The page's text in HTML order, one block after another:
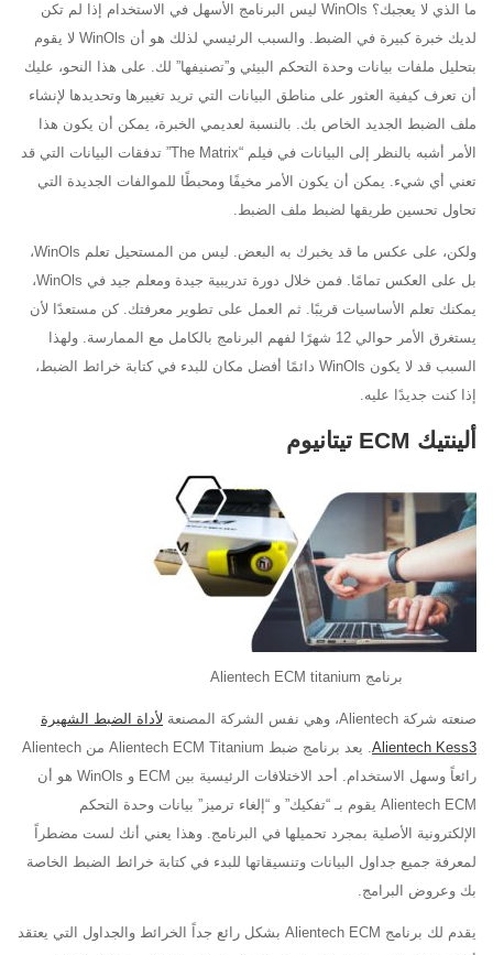
ما الذي لا يعجبك؟ WinOls ليس البرنامج الأسهل في الاستخدام إذا لم تكن
لديك خبرة كبيرة في الضبط. والسبب الرئيسي لذلك هو أن WinOls لا يقوم
بتحليل ملفات بيانات وحدة التحكم البيئي و”تصنيفها” لك. على هذا النحو، عليك
أن تعرف كيفية العثور على مناطق البيانات التي تريد تغييرها وتحديدها لإنشاء
ملف الضبط الجديد الخاص بك. بالنسبة لعديمي الخبرة، يمكن أن يكون هذا
الأمر أشبه بالنظر إلى البيانات في فيلم “The Matrix” تدفقات البيانات التي قد
تعني أي شيء. يمكن أن يكون الأمر مخيفًا ومحبطًا للموالفات الجديدة التي
تحاول تحسين طريقها لضبط ملف الضبط.
ولكن، على عكس ما قد يخبرك به البعض. ليس من المستحيل تعلم WinOls،
بل على العكس تمامًا. فمن خلال دورة تدريبية جيدة ومعلم جيد في WinOls،
يمكنك تعلم الأساسيات قريبًا. ثم العمل على تطوير معرفتك. كن مستعدًا لأن
يستغرق الأمر حوالي 12 شهرًا لفهم البرنامج بالكامل مع الممارسة. ولهذا
السبب قد لا يكون WinOls دائمًا أفضل مكان للبدء في كتابة خرائط الضبط،
إذا كنت جديدًا عليه.
ألينتيك ECM تيتانيوم
برنامج Alientech ECM titanium
صنعته شركة Alientech، وهي نفس الشركة المصنعة
لأداة الضبط الشهيرة
Alientech Kess3
. يعد برنامج ضبط Alientech ECM Titanium من Alientech
رائعاً وسهل الاستخدام. أحد الاختلافات الرئيسية بين ECM و WinOls هو أن
Alientech ECM يقوم بـ “تفكيك” و “إلغاء ترميز” بيانات وحدة التحكم
الإلكترونية الأصلية بمجرد تحميلها في البرنامج. وهذا يعني أنك لست مضطراً
لمعرفة جميع جداول البيانات وتنسيقاتها للبدء في كتابة خرائط الضبط الخاصة
بك وعروض البرامج.
يقدم لك برنامج Alientech ECM بشكل رائع جداً الخرائط والجداول التي يعتقد